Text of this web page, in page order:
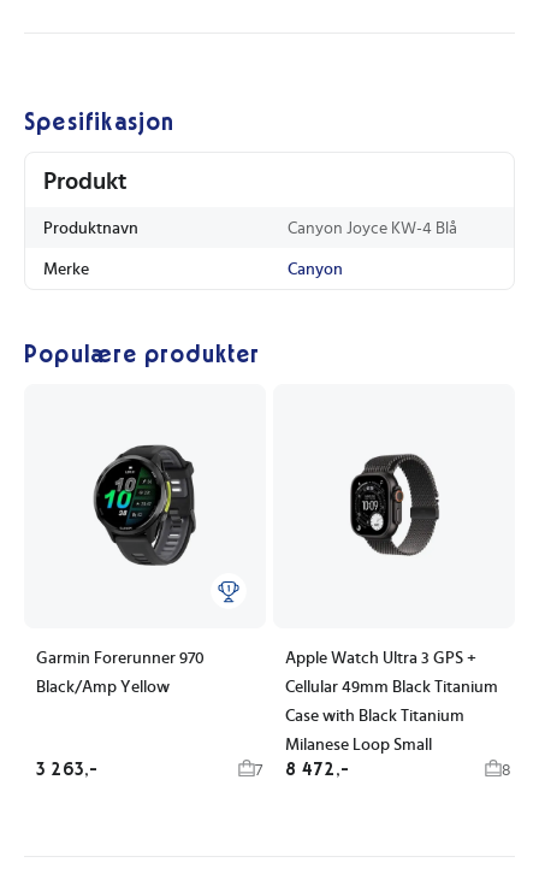
Spesifikasjon
Produkt
Produktnavn Canyon Joyce KW-4 Blå
Merke Canyon
Populære produkter
Garmin Forerunner 970
Black/Amp Yellow
3 263,- 7
Apple Watch Ultra 3 GPS +
Cellular 49mm Black Titanium
Case with Black Titanium
Milanese Loop Small
8 472,- 8